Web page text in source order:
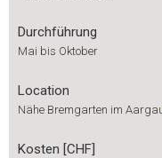
Durchführung
Mai bis Oktober
Location
Nähe Bremgarten im
Kosten [CHF]